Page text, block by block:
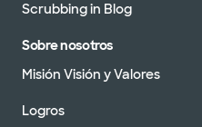
Scrubbing in Blog
Sobre nosotros
Misión Visión y Valores
Logros